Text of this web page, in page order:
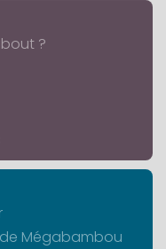
?
Mégabambou